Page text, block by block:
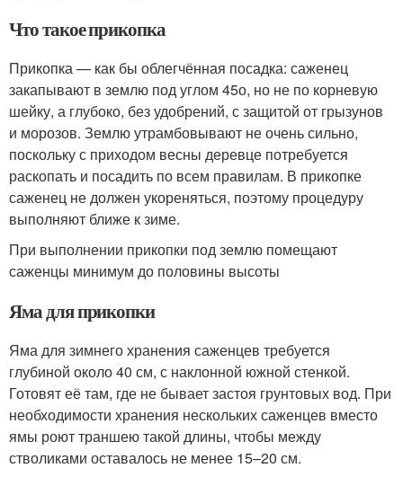
Что такое прикопка
Прикопка — как бы облегчённая посадка: саженец
закапывают в землю под углом 45о, но не по корневую
шейку, а глубоко, без удобрений, с защитой от грызунов
и морозов. Землю утрамбовывают не очень сильно,
поскольку с приходом весны деревце потребуется
раскопать и посадить по всем правилам. В прикопке
саженец не должен укореняться, поэтому процедуру
выполняют ближе к зиме.
При выполнении прикопки под землю помещают
саженцы минимум до половины высоты
Яма для прикопки
Яма для зимнего хранения саженцев требуется
глубиной около 40 см, с наклонной южной стенкой.
Готовят её там, где не бывает застоя грунтовых вод. При
необходимости хранения нескольких саженцев вместо
ямы роют траншею такой длины, чтобы между
стволиками оставалось не менее 15–20 см.